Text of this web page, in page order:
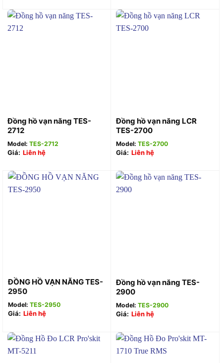
Đồng hồ vạn năng TES-
2712
Model: TES-2712
Giá: Liên hệ
Đồng hồ vạn năng LCR
TES-2700
Model: TES-2700
Giá: Liên hệ
ĐỒNG HỒ VẠN NĂNG TES-
2950
Model: TES-2950
Giá: Liên hệ
Đồng hồ vạn năng TES-
2900
Model: TES-2900
Giá: Liên hệ